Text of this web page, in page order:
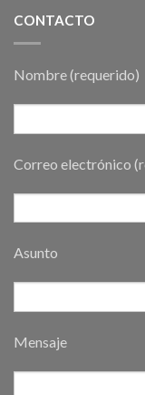
CONTACTO
Nombre (requerido)
Correo electrónico
Asunto
Mensaje